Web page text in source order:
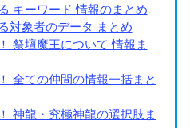
キーワード 情報のまとめ
対象者のデータ まとめ
祭壇魔王について 情報ま
全ての仲間の情報一括まと
神龍・究極神龍の選択肢ま